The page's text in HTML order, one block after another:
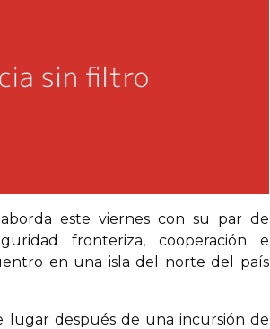
este viernes con su par de
fronteriza, cooperación e
en una isla del norte del país
lugar después de una incursión de